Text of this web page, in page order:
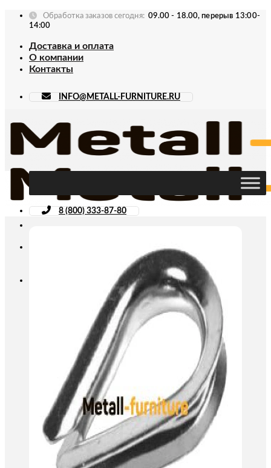
Skip
Обработка заказов сегодня: 09.00 - 18.00, перерыв 13:00-
14:00
Доставка и оплата
О компании
Контакты
INFO@METALL-FURNITURE.RU
8 (800) 333-87-80